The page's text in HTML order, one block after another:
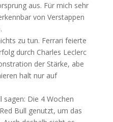
aus. Für mich sehr
von Verstappen
zu tun. Ferrari feierte
durch Charles Leclerc
der Stärke, abe
halt nur auf
sagen: Die 4 Wochen
Bull genutzt, um das